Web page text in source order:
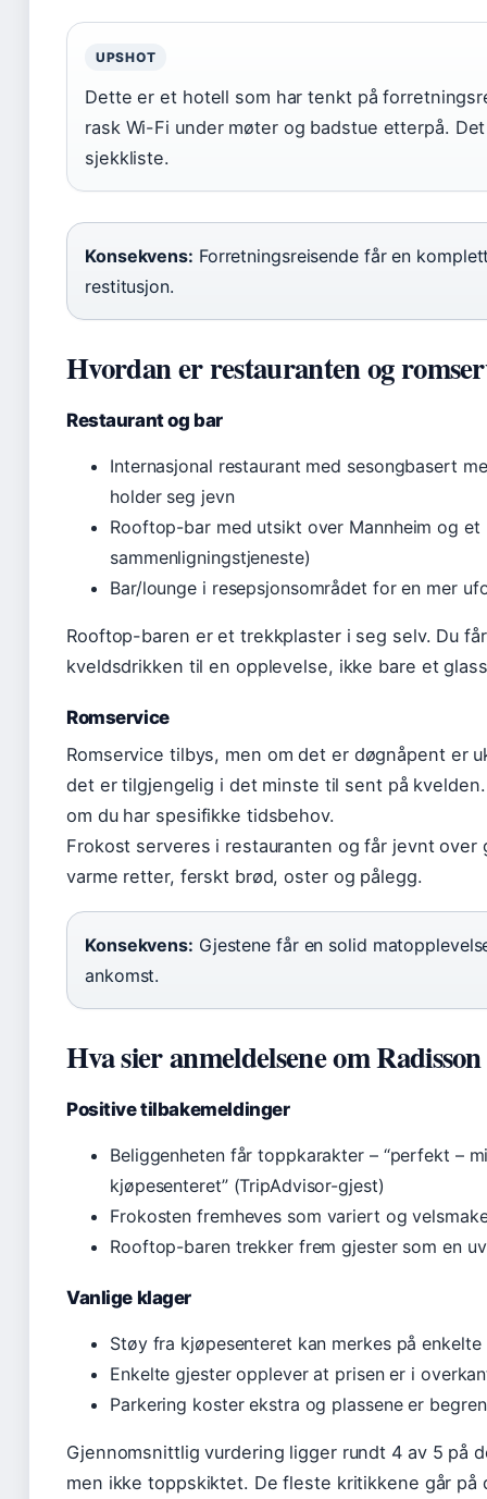
UPSHOT
Dette er et hotell som har tenkt på
rask Wi-Fi under møter og badstue etterpå.
sjekkliste.
Konsekvens: Forretningsreisende får en
restitusjon.
Hvordan er restauranten og
Restaurant og bar
Internasjonal restaurant med sesongbasert
holder seg jevn
Rooftop-bar med utsikt over Mannheim og et
sammenligningstjeneste)
Bar/lounge i resepsjonsområdet for en mer
Rooftop-baren er et trekkplaster i seg selv. Du
kveldsdrikken til en opplevelse, ikke bare et
Romservice
Romservice tilbys, men om det er døgnåpent er
det er tilgjengelig i det minste til sent på
om du har spesifikke tidsbehov.
Frokost serveres i restauranten og får jevnt
varme retter, ferskt brød, oster og pålegg.
Konsekvens: Gjestene får en solid
ankomst.
Hva sier anmeldelsene om
Positive tilbakemeldinger
Beliggenheten får toppkarakter – “perfekt –
kjøpesenteret” (TripAdvisor-gjest)
Frokosten fremheves som variert og
Rooftop-baren trekker frem gjester som en
Vanlige klager
Støy fra kjøpesenteret kan merkes på
Enkelte gjester opplever at prisen er i
Parkering koster ekstra og plassene er
Gjennomsnittlig vurdering ligger rundt 4 av 5 på
men ikke toppskiktet. De fleste kritikkene går på